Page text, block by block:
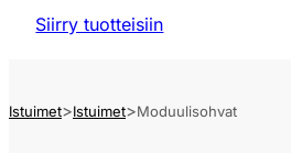
Siirry tuotteisiin
Istuimet Istuimet Moduulisohvat